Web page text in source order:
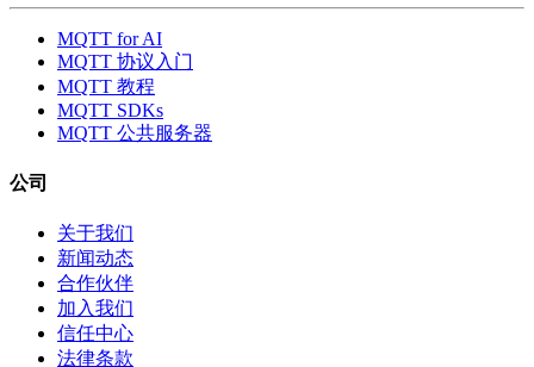
MQTT for AI
MQTT 协议入门
MQTT 教程
MQTT SDKs
MQTT 公共服务器
公司
关于我们
新闻动态
合作伙伴
加入我们
信任中心
法律条款